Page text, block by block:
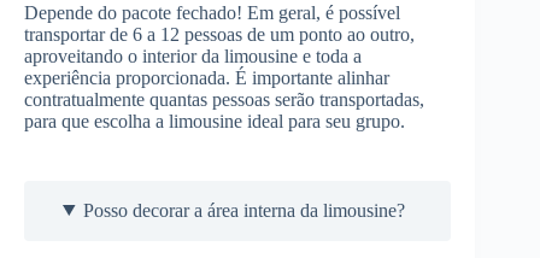
Depende do pacote fechado! Em geral, é possível
transportar de 6 a 12 pessoas de um ponto ao outro,
aproveitando o interior da limousine e toda a
experiência proporcionada. É importante alinhar
contratualmente quantas pessoas serão transportadas,
para que escolha a limousine ideal para seu grupo.
Posso decorar a área interna da limousine?